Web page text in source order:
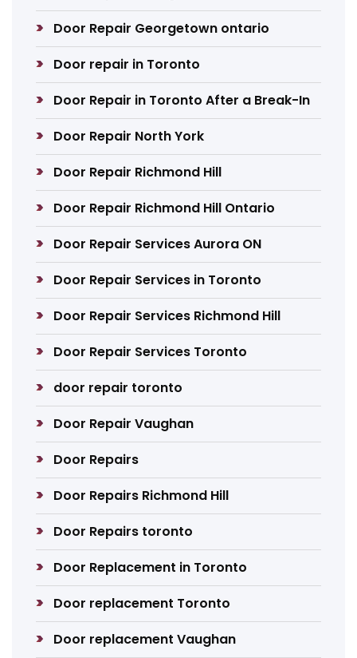
Door Repair Georgetown ontario
Door repair in Toronto
Door Repair in Toronto After a Break-In
Door Repair North York
Door Repair Richmond Hill
Door Repair Richmond Hill Ontario
Door Repair Services Aurora ON
Door Repair Services in Toronto
Door Repair Services Richmond Hill
Door Repair Services Toronto
door repair toronto
Door Repair Vaughan
Door Repairs
Door Repairs Richmond Hill
Door Repairs toronto
Door Replacement in Toronto
Door replacement Toronto
Door replacement Vaughan